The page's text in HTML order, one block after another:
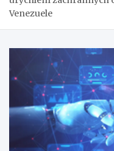
Venezuele